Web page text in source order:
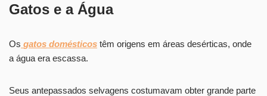
Gatos e a Água
Os gatos domésticos têm origens em áreas desérticas, onde
a água era escassa.
Seus antepassados selvagens costumavam obter grande parte